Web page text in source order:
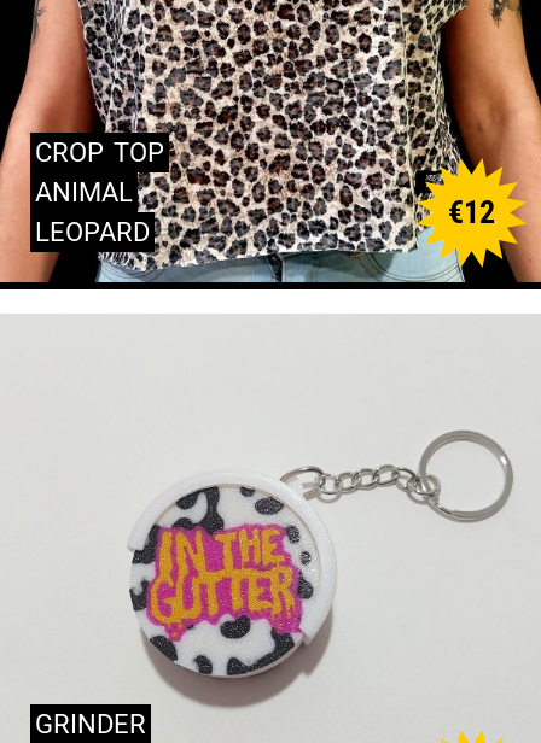
CROP TOP
ANIMAL
LEOPARD
€12
GRINDER